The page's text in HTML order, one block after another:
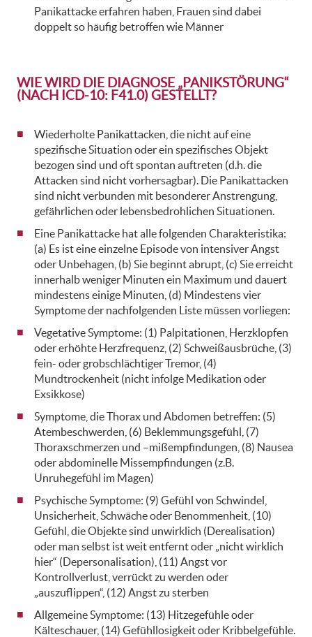
Panikattacke erfahren haben, Frauen sind dabei
doppelt so häufig betroffen wie Männer
WIE WIRD DIE DIAGNOSE „PANIKSTÖRUNG“
(NACH ICD-10: F41.0) GESTELLT?
Wiederholte Panikattacken, die nicht auf eine
spezifische Situation oder ein spezifisches Objekt
bezogen sind und oft spontan auftreten (d.h. die
Attacken sind nicht vorhersagbar). Die Panikattacken
sind nicht verbunden mit besonderer Anstrengung,
gefährlichen oder lebensbedrohlichen Situationen.
Eine Panikattacke hat alle folgenden Charakteristika:
(a) Es ist eine einzelne Episode von intensiver Angst
oder Unbehagen, (b) Sie beginnt abrupt, (c) Sie erreicht
innerhalb weniger Minuten ein Maximum und dauert
mindestens einige Minuten, (d) Mindestens vier
Symptome der nachfolgenden Liste müssen vorliegen:
Vegetative Symptome: (1) Palpitationen, Herzklopfen
oder erhöhte Herzfrequenz, (2) Schweißausbrüche, (3)
fein- oder grobschlächtiger Tremor, (4)
Mundtrockenheit (nicht infolge Medikation oder
Exsikkose)
Symptome, die Thorax und Abdomen betreffen: (5)
Atembeschwerden, (6) Beklemmungsgefühl, (7)
Thoraxschmerzen und –mißempfindungen, (8) Nausea
oder abdominelle Missempfindungen (z.B.
Unruhegefühl im Magen)
Psychische Symptome: (9) Gefühl von Schwindel,
Unsicherheit, Schwäche oder Benommenheit, (10)
Gefühl, die Objekte sind unwirklich (Derealisation)
oder man selbst ist weit entfernt oder „nicht wirklich
hier“ (Depersonalisation), (11) Angst vor
Kontrollverlust, verrückt zu werden oder
„auszuflippen“, (12) Angst zu sterben
Allgemeine Symptome: (13) Hitzegefühle oder
Kälteschauer, (14) Gefühllosigkeit oder Kribbelgefühle.